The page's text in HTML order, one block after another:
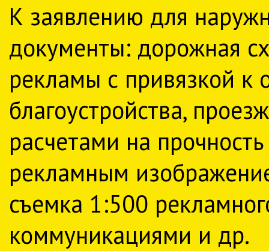
К заявлению для
документы: дорожная
рекламы с привязкой к
благоустройства,
расчетами на
рекламным
съемка 1:500
коммуникациями и др.